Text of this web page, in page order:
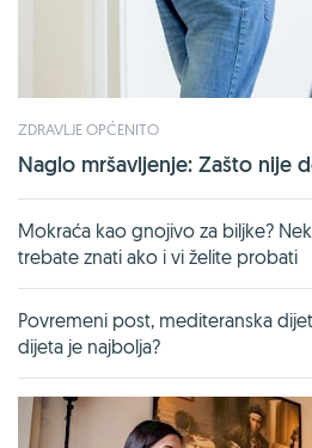
ZDRAVLJE OPĆENITO
Naglo mršavljenje: Zašto nije
Mokraća kao gnojivo za biljke?
trebate znati ako i vi želite probati
Povremeni post, mediteranska
dijeta je najbolja?